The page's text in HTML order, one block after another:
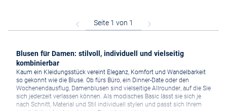
Blusen für Damen: stilvoll, individuell und vielseitig
kombinierbar
Kaum ein Kleidungsstück vereint Eleganz, Komfort und Wandelbarkeit
so gekonnt wie die Bluse. Ob fürs Büro, ein Dinner-Date oder den
Wochenendausflug, Damenblusen sind vielseitige Allrounder, auf die Sie
sich jederzeit verlassen können. Als modisches Basic lässt sie sich je
nach Schnitt, Material und Stil individuell stylen und passt sich Ihrem